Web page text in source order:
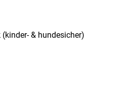
& hundesicher)